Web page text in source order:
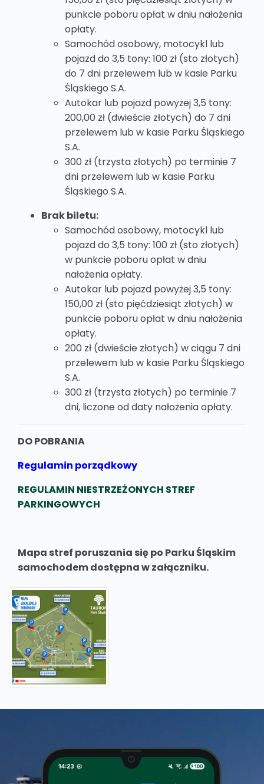
punkcie poboru opłat w dniu nałożenia
opłaty.
Samochód osobowy, motocykl lub
pojazd do 3,5 tony: 100 zł (sto złotych)
do 7 dni przelewem lub w kasie Parku
Śląskiego S.A.
Autokar lub pojazd powyżej 3,5 tony:
200,00 zł (dwieście złotych) do 7 dni
przelewem lub w kasie Parku Śląskiego
S.A.
300 zł (trzysta złotych) po terminie 7
dni przelewem lub w kasie Parku
Śląskiego S.A.
Brak biletu:
Samochód osobowy, motocykl lub
pojazd do 3,5 tony: 100 zł (sto złotych)
w punkcie poboru opłat w dniu
nałożenia opłaty.
Autokar lub pojazd powyżej 3,5 tony:
150,00 zł (sto pięćdziesiąt złotych) w
punkcie poboru opłat w dniu nałożenia
opłaty.
200 zł (dwieście złotych) w ciągu 7 dni
przelewem lub w kasie Parku Śląskiego
S.A.
300 zł (trzysta złotych) po terminie 7
dni, liczone od daty nałożenia opłaty.
DO POBRANIA
Regulamin porządkowy
REGULAMIN NIESTRZEŻONYCH STREF
PARKINGOWYCH
Mapa stref poruszania się po Parku Śląskim
samochodem dostępna w załączniku.